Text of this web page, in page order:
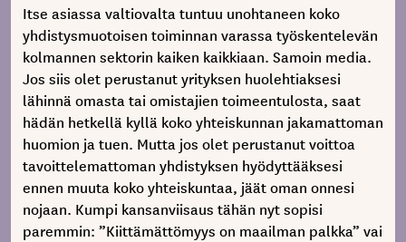
Itse asiassa valtiovalta tuntuu unohtaneen koko
yhdistysmuotoisen toiminnan varassa työskentelevän
kolmannen sektorin kaiken kaikkiaan. Samoin media.
Jos siis olet perustanut yrityksen huolehtiaksesi
lähinnä omasta tai omistajien toimeentulosta, saat
hädän hetkellä kyllä koko yhteiskunnan jakamattoman
huomion ja tuen. Mutta jos olet perustanut voittoa
tavoittelemattoman yhdistyksen hyödyttääksesi
ennen muuta koko yhteiskuntaa, jäät oman onnesi
nojaan. Kumpi kansanviisaus tähän nyt sopisi
paremmin: ”Kiittämättömyys on maailman palkka” vai